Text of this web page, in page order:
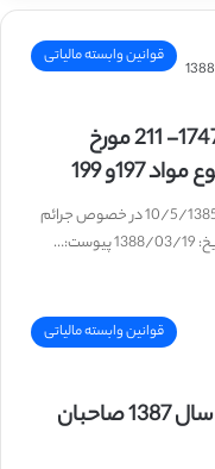
قوانین وابسته مالیاتی
رعایت مفاد بخشنامه شماره 17473/201- 211 مورخ
رعایت مفاد بخشنامه شماره 17473/201- 211 مورخ 10/5/1385 در خصوص جرائم
قوانین وابسته مالیاتی
توافق و تفاهم خوداظهاری عملکرد سال 1387 صاحبان